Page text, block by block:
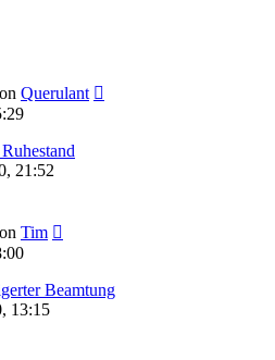
Querulant
21:52
Tim
Beamtung
13:15